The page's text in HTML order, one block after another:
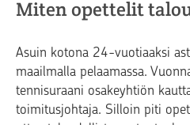
Miten opettelit
Asuin kotona 24-vuotiaaksi
maailmalla pelaamassa.
tennisuraani osakeyhtiön
toimitusjohtaja. Silloin piti